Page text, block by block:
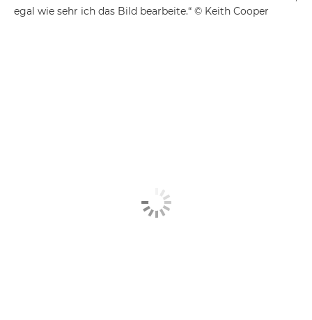
egal wie sehr ich das Bild bearbeite.“ © Keith Cooper